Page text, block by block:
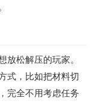
放松解压的玩家。
式，比如把材料切
完全不用考虑任务